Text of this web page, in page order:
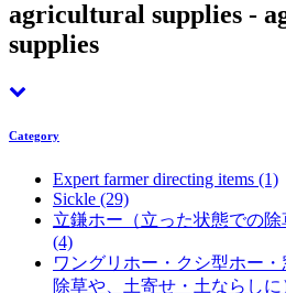
agricultural supplies -
supplies
Category
Expert farmer directing items (1)
Sickle (29)
立鎌ホー（立った状態での除
(4)
ワングリホー・クシ型ホー
除草や、土寄せ・土ならしに